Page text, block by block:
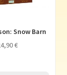
Snow Barn
€